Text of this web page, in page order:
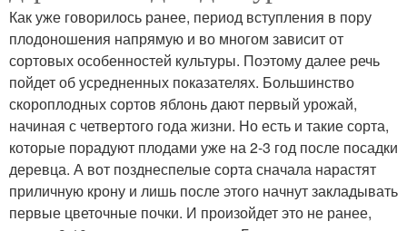
Как уже говорилось ранее, период вступления в пору
плодоношения напрямую и во многом зависит от
сортовых особенностей культуры. Поэтому далее речь
пойдет об усредненных показателях. Большинство
скороплодных сортов яблонь дают первый урожай,
начиная с четвертого года жизни. Но есть и такие сорта,
которые порадуют плодами уже на 2-3 год после посадки
деревца. А вот позднеспелые сорта сначала нарастят
приличную крону и лишь после этого начнут закладывать
первые цветочные почки. И произойдет это не ранее,